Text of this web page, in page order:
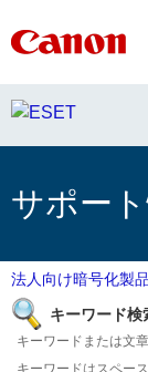
サポー
法人向け暗号化製
キーワード検
キーワードまたは文
キーワードはスペー